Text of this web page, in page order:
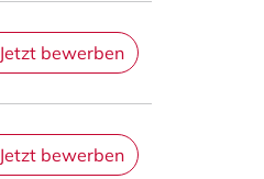
Jetzt bewerben
Jetzt bewerben